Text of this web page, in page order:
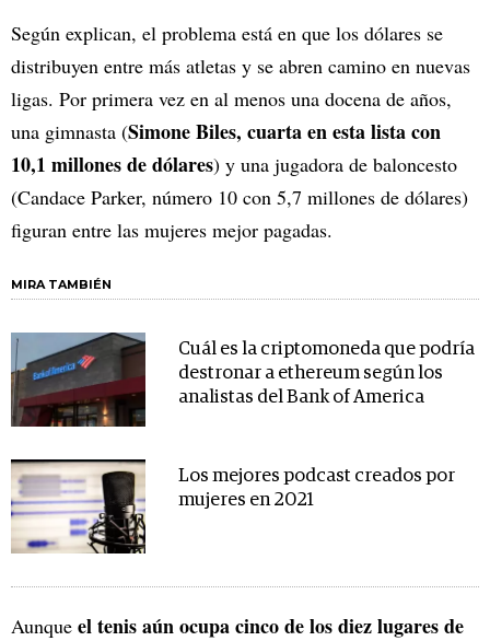
Según explican, el problema está en que los dólares se
distribuyen entre más atletas y se abren camino en nuevas
ligas. Por primera vez en al menos una docena de años,
una gimnasta (Simone Biles, cuarta en esta lista con
10,1 millones de dólares) y una jugadora de baloncesto
(Candace Parker, número 10 con 5,7 millones de dólares)
figuran entre las mujeres mejor pagadas.
MIRA TAMBIÉN
Cuál es la criptomoneda que podría
destronar a ethereum según los
analistas del Bank of America
Los mejores podcast creados por
mujeres en 2021
Aunque el tenis aún ocupa cinco de los diez lugares de